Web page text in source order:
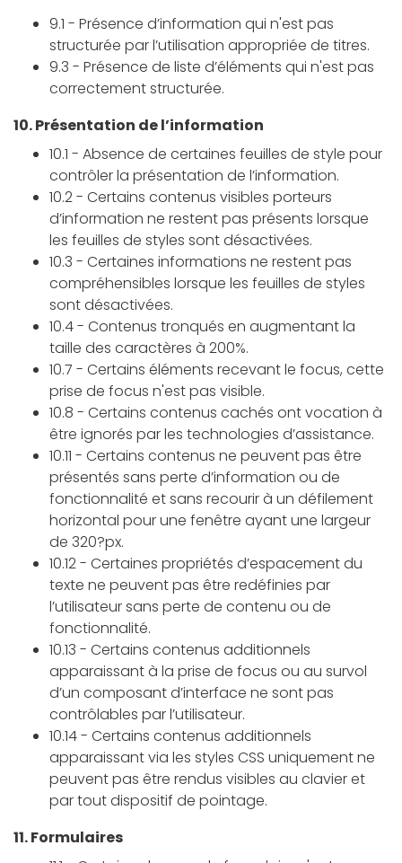
9.1 - Présence d’information qui n'est pas
structurée par l’utilisation appropriée de titres.
9.3 - Présence de liste d’éléments qui n'est pas
correctement structurée.
10. Présentation de l’information
10.1 - Absence de certaines feuilles de style pour
contrôler la présentation de l’information.
10.2 - Certains contenus visibles porteurs
d’information ne restent pas présents lorsque
les feuilles de styles sont désactivées.
10.3 - Certaines informations ne restent pas
compréhensibles lorsque les feuilles de styles
sont désactivées.
10.4 - Contenus tronqués en augmentant la
taille des caractères à 200%.
10.7 - Certains éléments recevant le focus, cette
prise de focus n'est pas visible.
10.8 - Certains contenus cachés ont vocation à
être ignorés par les technologies d’assistance.
10.11 - Certains contenus ne peuvent pas être
présentés sans perte d’information ou de
fonctionnalité et sans recourir à un défilement
horizontal pour une fenêtre ayant une largeur
de 320?px.
10.12 - Certaines propriétés d’espacement du
texte ne peuvent pas être redéfinies par
l’utilisateur sans perte de contenu ou de
fonctionnalité.
10.13 - Certains contenus additionnels
apparaissant à la prise de focus ou au survol
d’un composant d’interface ne sont pas
contrôlables par l’utilisateur.
10.14 - Certains contenus additionnels
apparaissant via les styles CSS uniquement ne
peuvent pas être rendus visibles au clavier et
par tout dispositif de pointage.
11. Formulaires